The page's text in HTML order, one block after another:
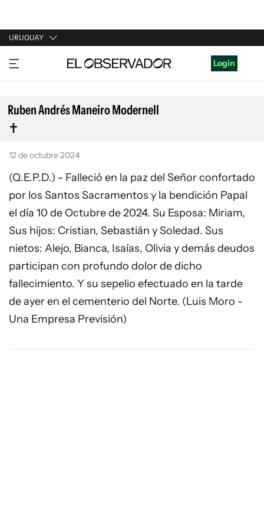
URUGUAY
URUGUAY
ARGENTINA
ESPAÑA
ESTADOS UNIDOS
Login
Ruben Andrés Maneiro Modernell
12 de octubre 2024
(Q.E.P.D.) - Falleció en la paz del Señor confortado
por los Santos Sacramentos y la bendición Papal
el día 10 de Octubre de 2024. Su Esposa: Miriam,
Sus hijos: Cristian, Sebastián y Soledad. Sus
nietos: Alejo, Bianca, Isaías, Olivia y demás deudos
participan con profundo dolor de dicho
fallecimiento. Y su sepelio efectuado en la tarde
de ayer en el cementerio del Norte. (Luis Moro -
Una Empresa Previsión)